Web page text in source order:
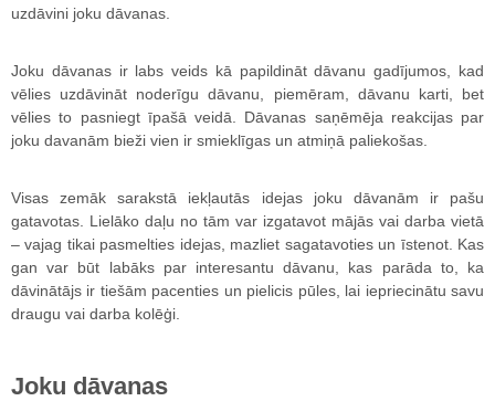
uzdāvini joku dāvanas.
Joku dāvanas ir labs veids kā papildināt dāvanu gadījumos, kad
vēlies uzdāvināt noderīgu dāvanu, piemēram, dāvanu karti, bet
vēlies to pasniegt īpašā veidā. Dāvanas saņēmēja reakcijas par
joku davanām bieži vien ir smieklīgas un atmiņā paliekošas.
Visas zemāk sarakstā iekļautās idejas joku dāvanām ir pašu
gatavotas. Lielāko daļu no tām var izgatavot mājās vai darba vietā
– vajag tikai pasmelties idejas, mazliet sagatavoties un īstenot. Kas
gan var būt labāks par interesantu dāvanu, kas parāda to, ka
dāvinātājs ir tiešām pacenties un pielicis pūles, lai iepriecinātu savu
draugu vai darba kolēģi.
Joku dāvanas